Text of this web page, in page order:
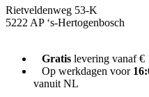
Rietveldenweg 53-K
5222 AP ‘s-Hertogenbosch
Gratislevering vanaf €
Op werkdagen voor
vanuit NL